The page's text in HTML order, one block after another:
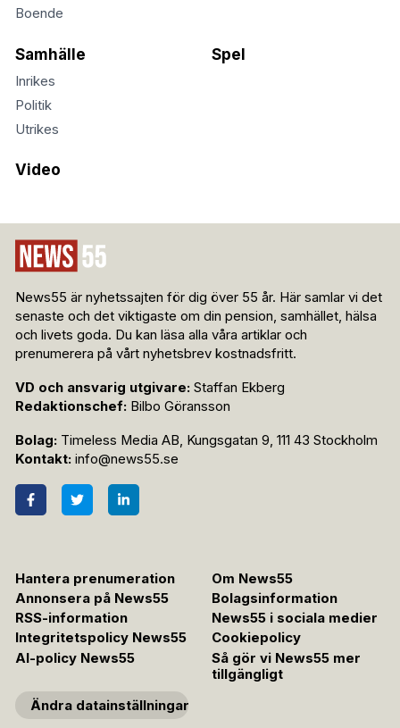
Boende
Samhälle
Inrikes
Politik
Utrikes
Spel
Video
News55 är nyhetssajten för dig över 55 år. Här samlar vi det
senaste och det viktigaste om din pension, samhället, hälsa
och livets goda. Du kan läsa alla våra artiklar och
prenumerera på vårt nyhetsbrev kostnadsfritt.
VD och ansvarig utgivare: Staffan Ekberg
Redaktionschef: Bilbo Göransson
Bolag: Timeless Media AB, Kungsgatan 9, 111 43 Stockholm
Kontakt: info@news55.se
Hantera prenumeration
Om News55
Annonsera på News55
Bolagsinformation
RSS-information
News55 i sociala medier
Integritetspolicy News55
Cookiepolicy
AI-policy News55
Så gör vi News55 mer
tillgängligt
Ändra datainställningar